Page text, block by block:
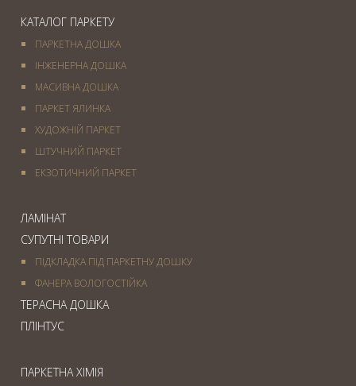
КАТАЛОГ ПАРКЕТУ
ПАРКЕТНА ДОШКА
ІНЖЕНЕРНА ДОШКА
МАСИВНА ДОШКА
ПАРКЕТ ЯЛИНКА
ХУДОЖНІЙ ПАРКЕТ
ШТУЧНИЙ ПАРКЕТ
ЕКЗОТИЧНИЙ ПАРКЕТ
ЛАМІНАТ
СУПУТНІ ТОВАРИ
ПІДКЛАДКА ПІД ПАРКЕТНУ ДОШКУ
ФАНЕРА ВОЛОГОСТІЙКА
ТЕРАСНА ДОШКА
ПЛІНТУС
ПАРКЕТНА ХІМІЯ